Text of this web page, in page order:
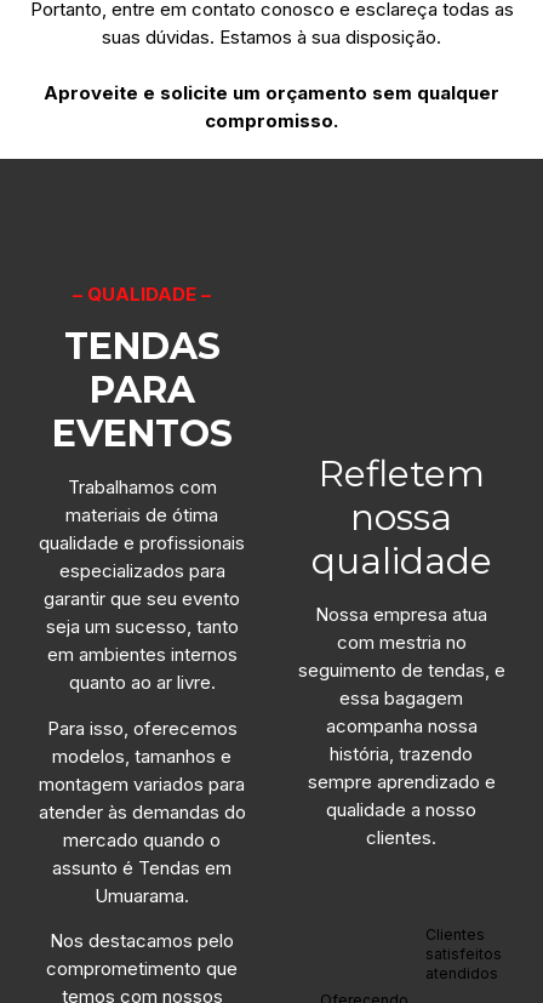
Portanto, entre em contato conosco e esclareça todas as
suas dúvidas. Estamos à sua disposição.
Aproveite e solicite um orçamento sem qualquer
compromisso.
– QUALIDADE –
TENDAS
PARA
EVENTOS
Trabalhamos com
materiais de ótima
qualidade e profissionais
especializados para
garantir que seu evento
seja um sucesso, tanto
em ambientes internos
quanto ao ar livre.
Para isso, oferecemos
modelos, tamanhos e
montagem variados para
atender às demandas do
mercado quando o
assunto é Tendas em
Umuarama.
Nos destacamos pelo
comprometimento que
temos com nossos
Refletem
nossa
qualidade
Nossa empresa atua
com mestria no
seguimento de tendas, e
essa bagagem
acompanha nossa
história, trazendo
sempre aprendizado e
qualidade a nosso
clientes.
anos
+1200
Clientes
satisfeitos
atendidos